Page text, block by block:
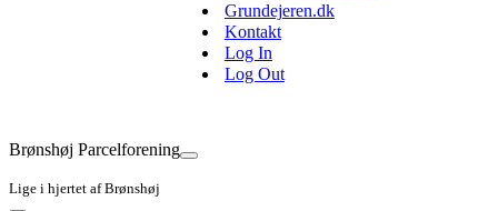
Grundejeren.dk
Kontakt
Log In
Log Out
Brønshøj Parcelforening
Lige i hjertet af Brønshøj
Navigation